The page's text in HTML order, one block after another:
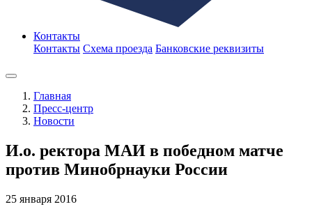
Контакты
Контакты Схема проезда Банковские реквизиты
Главная
Пресс-центр
Новости
И.о. ректора МАИ в победном матче
против Минобрнауки России
25 января 2016